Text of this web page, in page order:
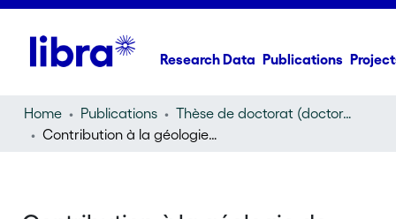
Research Data Publications
Home Publications
Thèse de doctorat (doctoral thesis)
Contribution à la géologie de l'Azerbeidjan persan